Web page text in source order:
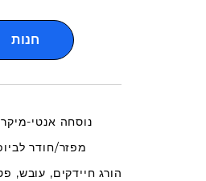
חנות
נוסחה אנטי-
מפזר/חודר
הורג חיידקים, עובש,